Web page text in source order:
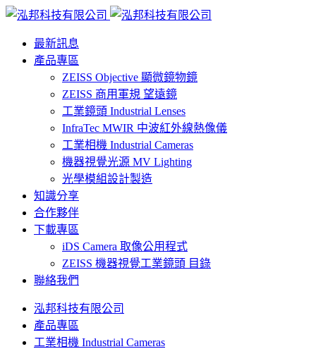
最新訊息
產品專區
ZEISS Objective 顯微鏡物鏡
ZEISS 商用軍規 望遠鏡
工業鏡頭 Industrial Lenses
InfraTec MWIR 中波紅外線熱像儀
工業相機 Industrial Cameras
機器視覺光源 MV Lighting
光學模組設計製造
知識分享
合作夥伴
下載專區
iDS Camera 取像公用程式
ZEISS 機器視覺工業鏡頭 目錄
聯絡我們
泓邦科技有限公司
產品專區
工業相機 Industrial Cameras